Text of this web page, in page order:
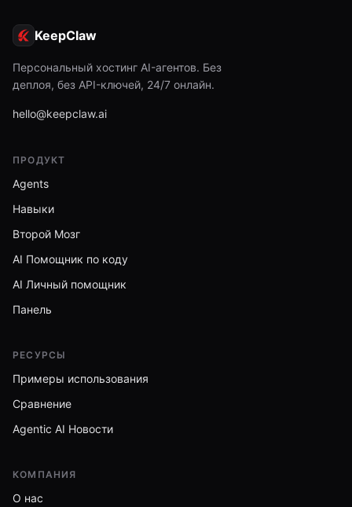
KeepClaw
Персональный хостинг AI-агентов. Без
деплоя, без API-ключей, 24/7 онлайн.
hello@keepclaw.ai
ПРОДУКТ
Agents
Навыки
Второй Мозг
AI Помощник по коду
AI Личный помощник
Панель
РЕСУРСЫ
Примеры использования
Сравнение
Agentic AI Новости
КОМПАНИЯ
О нас